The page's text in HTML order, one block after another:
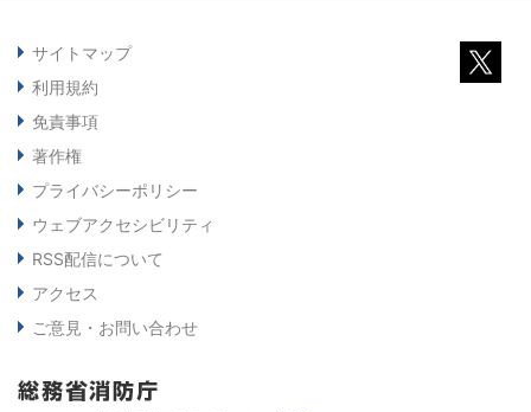
サイトマップ
利用規約
免責事項
著作権
プライバシーポリシー
ウェブアクセシビリティ
RSS配信について
アクセス
ご意見・お問い合わせ